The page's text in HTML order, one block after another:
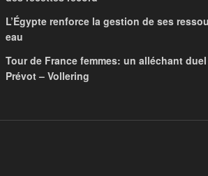
qualifiée
à la Turquie